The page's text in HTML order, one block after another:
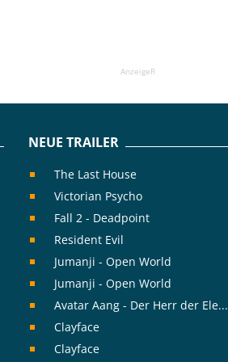
AnzeigeR
NEUE TRAILER
The Last House
Victorian Psycho
Fall 2 - Deadpoint
Resident Evil
Jumanji - Open World
Jumanji - Open World
Avatar Aang - Der Herr der Ele...
Clayface
Clayface